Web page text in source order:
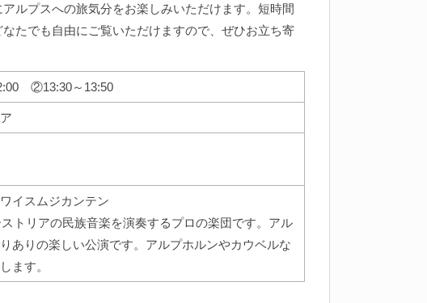
ルプスへの旅気分をお楽しみいただけます。短時間
たでも自由にご覧いただけますので、ぜひお立ち寄
②13:30～13:50
イスムジカンテン
トリアの民族音楽を演奏するプロの楽団です。アル
ありの楽しい公演です。アルプホルンやカウベルな
ます。